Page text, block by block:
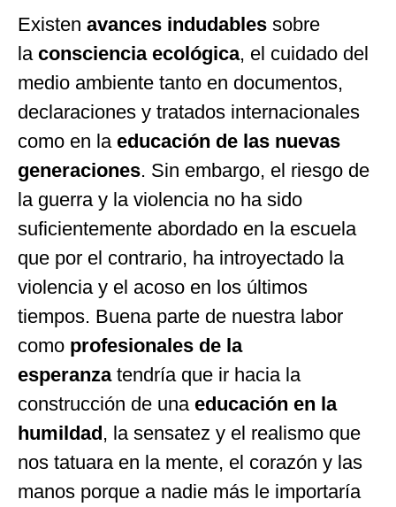
Existen avances indudables sobre
la consciencia ecológica, el cuidado del
medio ambiente tanto en documentos,
declaraciones y tratados internacionales
como en la educación de las nuevas
generaciones. Sin embargo, el riesgo de
la guerra y la violencia no ha sido
suficientemente abordado en la escuela
que por el contrario, ha introyectado la
violencia y el acoso en los últimos
tiempos. Buena parte de nuestra labor
como profesionales de la
esperanzatendría que ir hacia la
construcción de una educación en la
humildad, la sensatez y el realismo que
nos tatuara en la mente, el corazón y las
manos porque a nadie más le importaría